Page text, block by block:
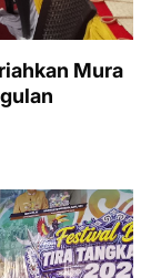
Mura